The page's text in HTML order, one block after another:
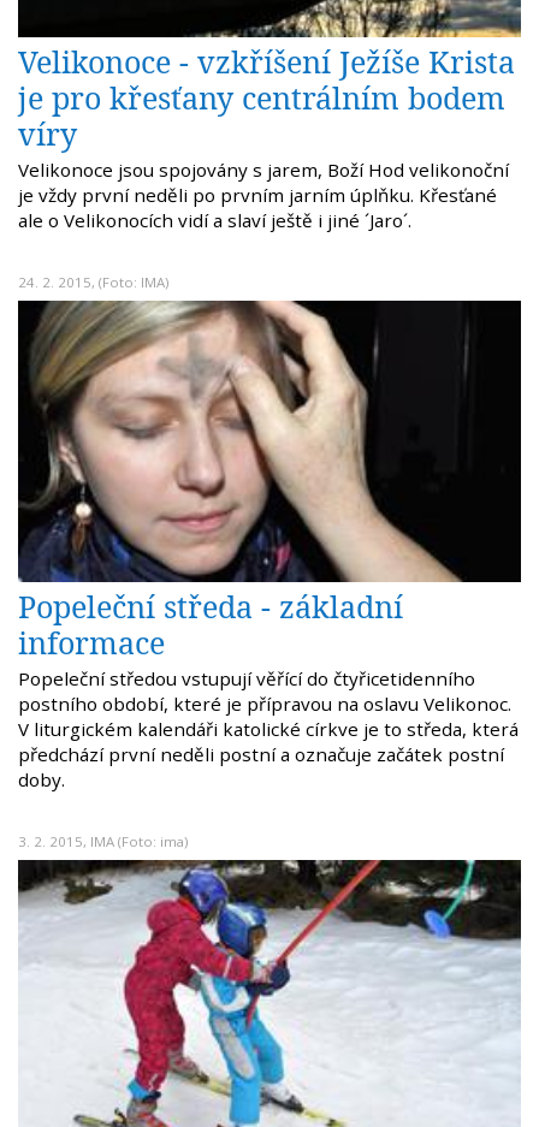
Velikonoce - vzkříšení Ježíše Krista
je pro křesťany centrálním bodem
víry
Velikonoce jsou spojovány s jarem, Boží Hod velikonoční
je vždy první neděli po prvním jarním úplňku. Křesťané
ale o Velikonocích vidí a slaví ještě i jiné ´Jaro´.
24. 2. 2015, (Foto: IMA)
Popeleční středa - základní
informace
Popeleční středou vstupují věřící do čtyřicetidenního
postního období, které je přípravou na oslavu Velikonoc.
V liturgickém kalendáři katolické církve je to středa, která
předchází první neděli postní a označuje začátek postní
doby.
3. 2. 2015, IMA (Foto: ima)